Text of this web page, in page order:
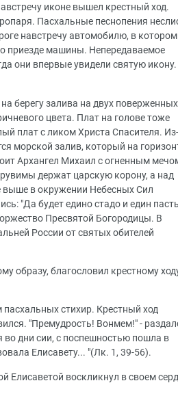
иконе вышел крестный ход.
Пасхальные песнопения
навстречу автомобилю, в котором
приезде машины. Непередаваемое
они впервые увидели святую
берегу залива на двух
цвета. Плат на голове тоже
плат с ликом Христа Спасителя.
морской залив, который на
Архангел Михаил с огненным
держат царскую корону, а над
выше в окружении Небесных Сил
"Да будет едино стадо и един
Пресвятой Богородицы. В
России от святых обителей
образу, благословил крестному
стихир. Крестный ход
"Премудрость! Вонмем!" -
дни сии, с поспешностью пошла в
Елисавету... "(Лк. 1, 39-56).
Елисаветой воскликнул в своем